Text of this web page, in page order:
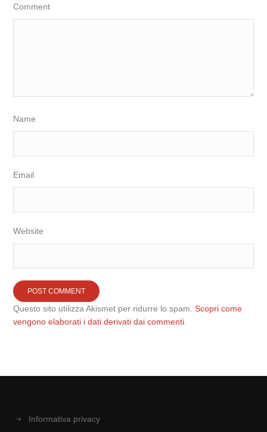
Comment
Name
Email
Website
Questo sito utilizza Akismet per ridurre lo spam.Scopri come
vengono elaborati i dati derivati dai commenti
Informativa privacy